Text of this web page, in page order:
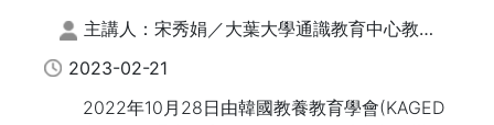
Education：Towards a Liberal
臺灣通識教育的課程統整與跨領域學習：
論述、實務與問題
主講人：宋秀娟／大葉大學通識教育中心教
2023-02-21
2022年10月28日由韓國教養教育學會(KAGED